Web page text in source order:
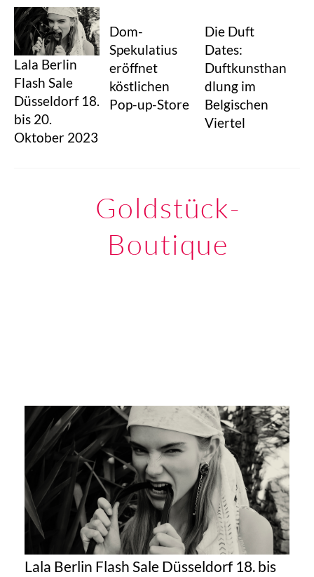
Lala Berlin
Flash Sale
Düsseldorf 18.
bis 20.
Oktober 2023
Dom-
Spekulatius
eröffnet
köstlichen
Pop-up-Store
Die Duft
Dates:
Duftkunsthan
dlung im
Belgischen
Viertel
Goldstück-
Boutique
Lala Berlin Flash Sale Düsseldorf 18. bis